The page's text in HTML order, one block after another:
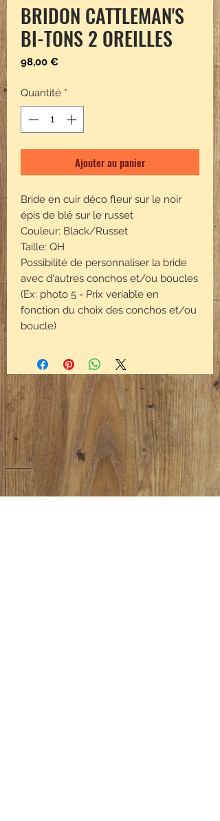
BRIDON CATTLEMAN'S
BI-TONS 2 OREILLES
98,00 €Prix
Quantité *
Ajouter au panier
Bride en cuir déco fleur sur le noir
épis de blé sur le russet
Couleur: Black/Russet
Taille: QH
Possibilité de personnaliser la bride
avec d'autres conchos et/ou boucles
(Ex: photo 5 - Prix veriable en
fonction du choix des conchos et/ou
boucle)